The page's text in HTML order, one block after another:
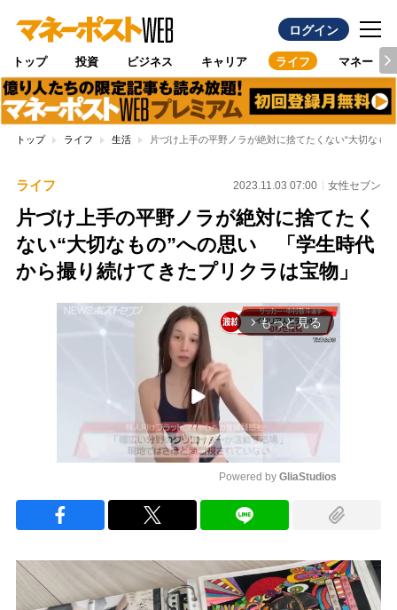
ログイン
トップ 投資 ビジネス キャリア ライフ マネー
トップ ライフ 生活 片づけ上手の平野ノラが絶対に捨てたくない“大切な
ライフ 2023.11.03 07:00 女性セブン
片づけ上手の平野ノラが絶対に捨てたく
ない“大切なもの”への思い 「学生時代
から撮り続けてきたプリクラは宝物」
arrow_forward_ios もっと見る
Powered by GliaStudios